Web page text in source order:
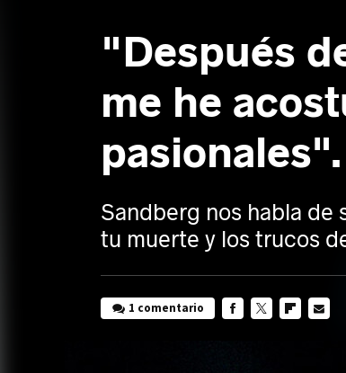
"Después
me he
Sandberg nos habla
tu muerte y los trucos
1 comentario